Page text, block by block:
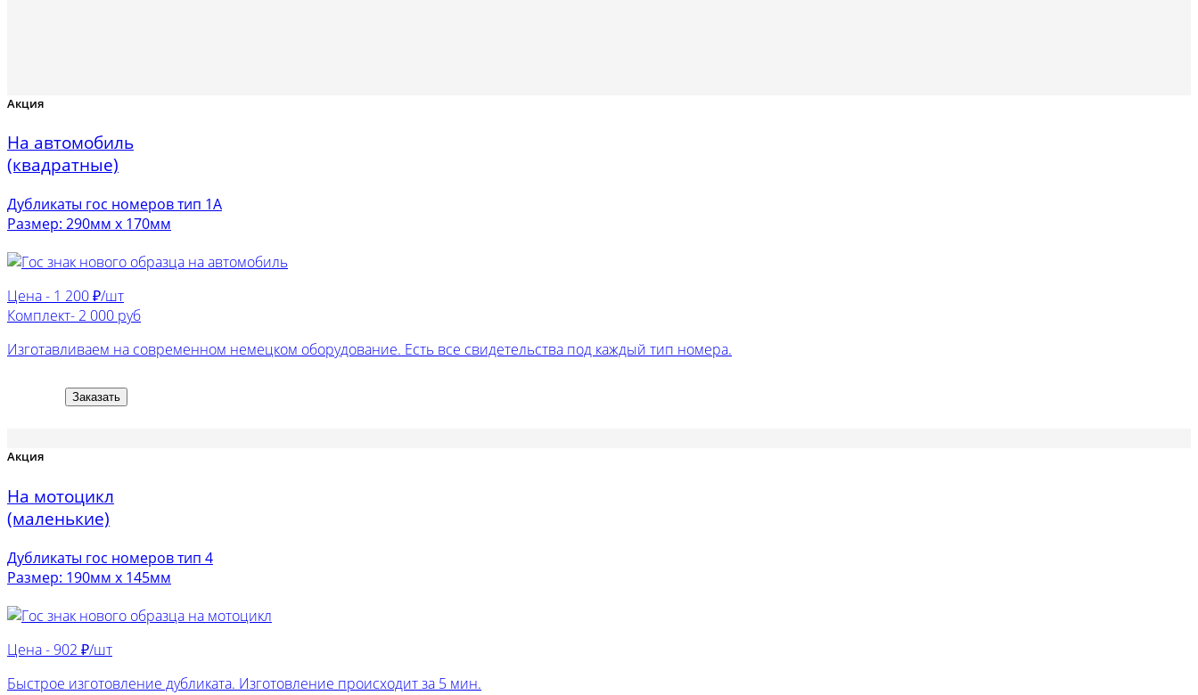
Акция
На автомобиль
(квадратные)
Дубликаты гос номеров тип 1А
Размер: 290мм х 170мм
Цена - 1 200 ₽/шт
Комплект- 2 000 руб
Изготавливаем на современном немецком оборудование. Есть все свидетельства под каждый тип номера.
Заказать
Акция
На мотоцикл
(маленькие)
Дубликаты гос номеров тип 4
Размер: 190мм х 145мм
Цена - 902 ₽/шт
Быстрое изготовление дубликата. Изготовление происходит за 5 мин.